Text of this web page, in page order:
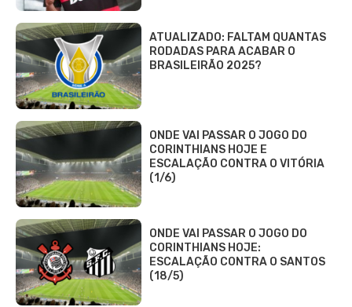
ATUALIZADO: FALTAM QUANTAS
RODADAS PARA ACABAR O
BRASILEIRÃO 2025?
ONDE VAI PASSAR O JOGO DO
CORINTHIANS HOJE E
ESCALAÇÃO CONTRA O VITÓRIA
(1/6)
ONDE VAI PASSAR O JOGO DO
CORINTHIANS HOJE:
ESCALAÇÃO CONTRA O SANTOS
(18/5)